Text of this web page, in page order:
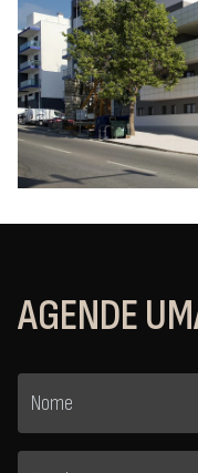
AGENDE